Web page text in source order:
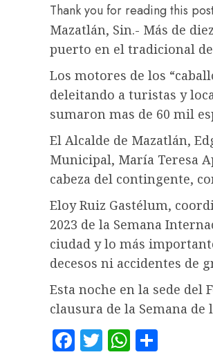
Thank you for reading this
Mazatlán, Sin.- Más de
puerto en el tradicional
Los motores de los
deleitando a turistas y
sumaron mas de 60 mil
El Alcalde de Mazatlán,
Municipal, María Teresa
cabeza del contingente,
Eloy Ruiz Gastélum,
2023 de la Semana
ciudad y lo más
decesos ni accidentes de
Esta noche en la sede del
clausura de la Semana de
Facebook
TwitterWhatsApp